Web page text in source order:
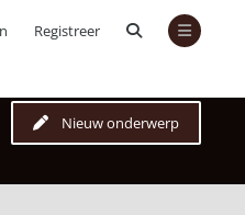
Registreer
Nieuw onderwerp